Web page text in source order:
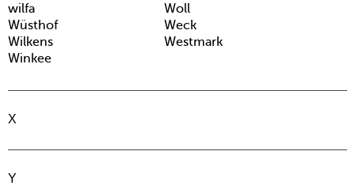
wilfa
Woll
Wüsthof
Weck
Wilkens
Westmark
Winkee
X
Y